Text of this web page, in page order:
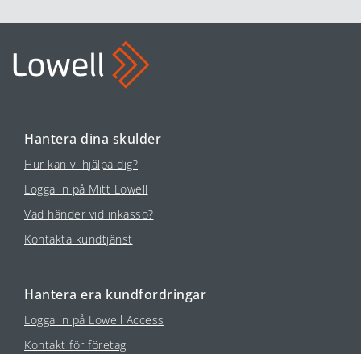
Hantera dina skulder
Hur kan vi hjälpa dig?
Logga in på Mitt Lowell
Vad händer vid inkasso?
Kontakta kundtjänst
Hantera era kundfordringar
Logga in på Lowell Access
Kontakt för företag